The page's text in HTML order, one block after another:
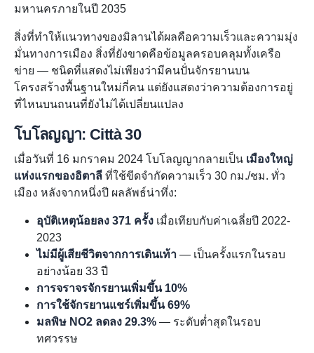
มหานครภายในปี 2035
สิ่งที่ทำให้แนวทางของมิลานได้ผลคือความเร็วและความมุ่ง
มั่นทางการเมือง สิ่งที่ยังขาดคือข้อมูลครอบคลุมทั้งเครือ
ข่าย — ชนิดที่แสดงไม่เพียงว่ามีคนปั่นจักรยานบน
โครงสร้างพื้นฐานใหม่กี่คน แต่ยังแสดงว่าความต้องการอยู่
ที่ไหนบนถนนที่ยังไม่ได้เปลี่ยนแปลง
โบโลญญา: Città 30
เมื่อวันที่ 16 มกราคม 2024 โบโลญญากลายเป็น เมืองใหญ่
แห่งแรกของอิตาลี ที่ใช้ขีดจำกัดความเร็ว 30 กม./ชม. ทั่ว
เมือง หลังจากหนึ่งปี ผลลัพธ์น่าทึ่ง:
อุบัติเหตุน้อยลง 371 ครั้ง เมื่อเทียบกับค่าเฉลี่ยปี 2022-
2023
ไม่มีผู้เสียชีวิตจากการเดินเท้า — เป็นครั้งแรกในรอบ
อย่างน้อย 33 ปี
การจราจรจักรยานเพิ่มขึ้น 10%
การใช้จักรยานแชร์เพิ่มขึ้น 69%
มลพิษ NO2 ลดลง 29.3% — ระดับต่ำสุดในรอบ
ทศวรรษ